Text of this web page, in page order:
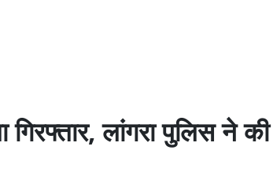
लांगरा पुलिस ने की